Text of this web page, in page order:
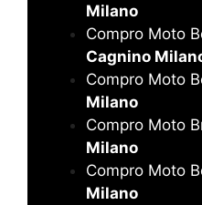
Milano
Compro Moto
Cagnino
Compro Moto
Milano
Compro Moto
Milano
Compro Moto
Milano